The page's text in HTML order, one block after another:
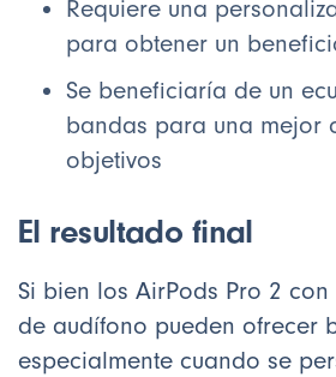
Requiere una
para obtener un
Se beneficiaría de un
bandas para una mejor
objetivos
El resultado final
Si bien los AirPods Pro 2
de audífono pueden ofrecer
especialmente cuando se